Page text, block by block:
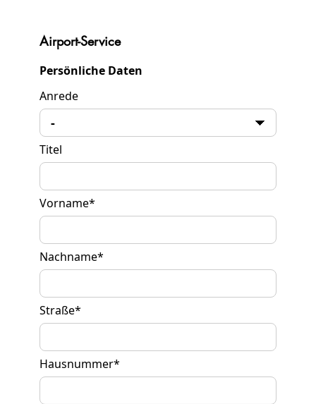
Airport-Service
Persönliche Daten
Anrede
Titel
Vorname*
Nachname*
Straße*
Hausnummer*